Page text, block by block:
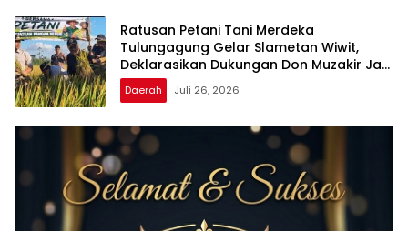
Ratusan Petani Tani Merdeka
Tulungagung Gelar Slametan Wiwit,
Deklarasikan Dukungan Don Muzakir Jadi
Wamentan
Daerah Juli 26, 2026